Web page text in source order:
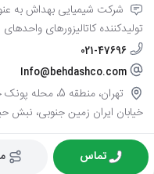
شرکت شیمیایی بهداش به
تولیدکننده کاتالیزورهای واحدهای FCC/RFCC در ایران می باشد
021-47696
Info@behdashco.com
تهران، منطقه 5،
خیابان ایران زمین جنوبی، نبش
تماس